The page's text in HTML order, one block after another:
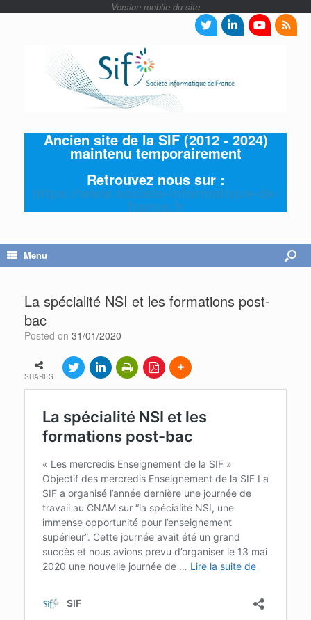
Ancien site de la SIF (2012 - 2024)
maintenu temporairement
Retrouvez nous sur :
https://www.societe-informatique-de-
france.fr
Menu
La spécialité NSI et les formations post-
bac
Posted on 31/01/2020
SHARES